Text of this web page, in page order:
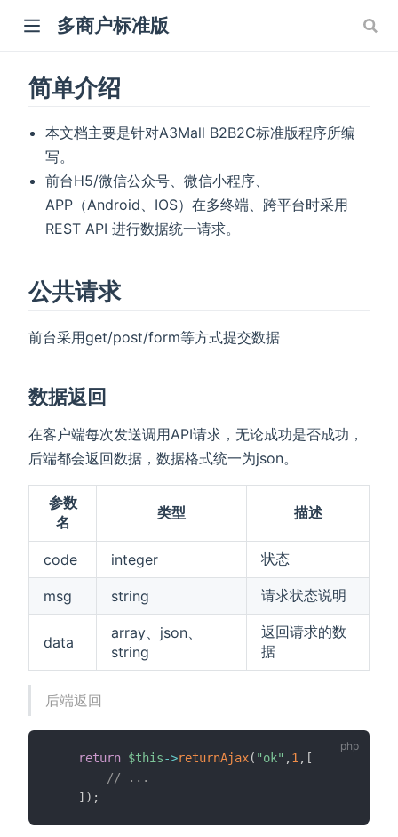
多商户标准版
简单介绍
本文档主要是针对A3Mall B2B2C标准版程序所编
写。
前台H5/微信公众号、微信小程序、
APP（Android、IOS）在多终端、跨平台时采用
REST API 进行数据统一请求。
公共请求
前台采用get/post/form等方式提交数据
数据返回
在客户端每次发送调用API请求，无论成功是否成功，
后端都会返回数据，数据格式统一为json。
参数
名
类型 描述
code integer 状态
msg string 请求状态说明
data
array、json、
string
返回请求的数
据
后端返回
return $this->returnAjax( "ok" ,1 , [
// ...
] ) ;